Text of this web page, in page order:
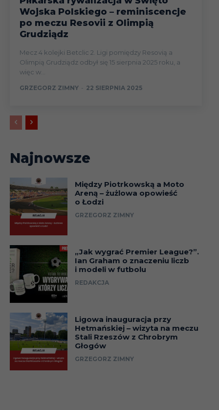
Wojska Polskiego – reminiscencje
po meczu Resovii z Olimpią
Grudziądz
Mecz 4 kolejki Betclic 2. Ligi pomiędzy Resovią a
Olimpią Grudziądz odbył się 15 sierpnia 2025 roku, a
więc w...
GRZEGORZ ZIMNY - 22 SIERPNIA 2025
Najnowsze
Między Piotrkowską a Moto
Areną – żużlowa opowieść
o Łodzi
GRZEGORZ ZIMNY
„Jak wygrać Premier League?”.
Ian Graham o znaczeniu liczb
i modeli w futbolu
REDAKCJA
Ligowa inauguracja przy
Hetmańskiej – wizyta na meczu
Stali Rzeszów z Chrobrym
Głogów
GRZEGORZ ZIMNY